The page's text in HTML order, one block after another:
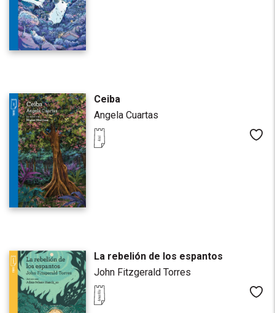
Ceiba
Angela Cuartas
La rebelión de los espantos
John Fitzgerald Torres